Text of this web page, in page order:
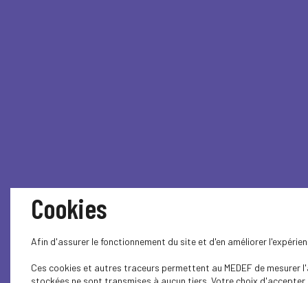
Cookies
Afin d'assurer le fonctionnement du site et d'en améliorer
Ces cookies et autres traceurs permettent au MEDEF de
stockées ne sont transmises à aucun tiers. Votre choix